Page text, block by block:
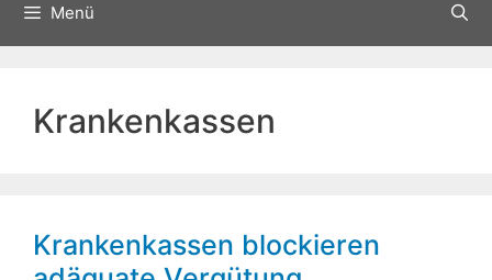
Menü
Krankenkassen
Krankenkassen blockieren